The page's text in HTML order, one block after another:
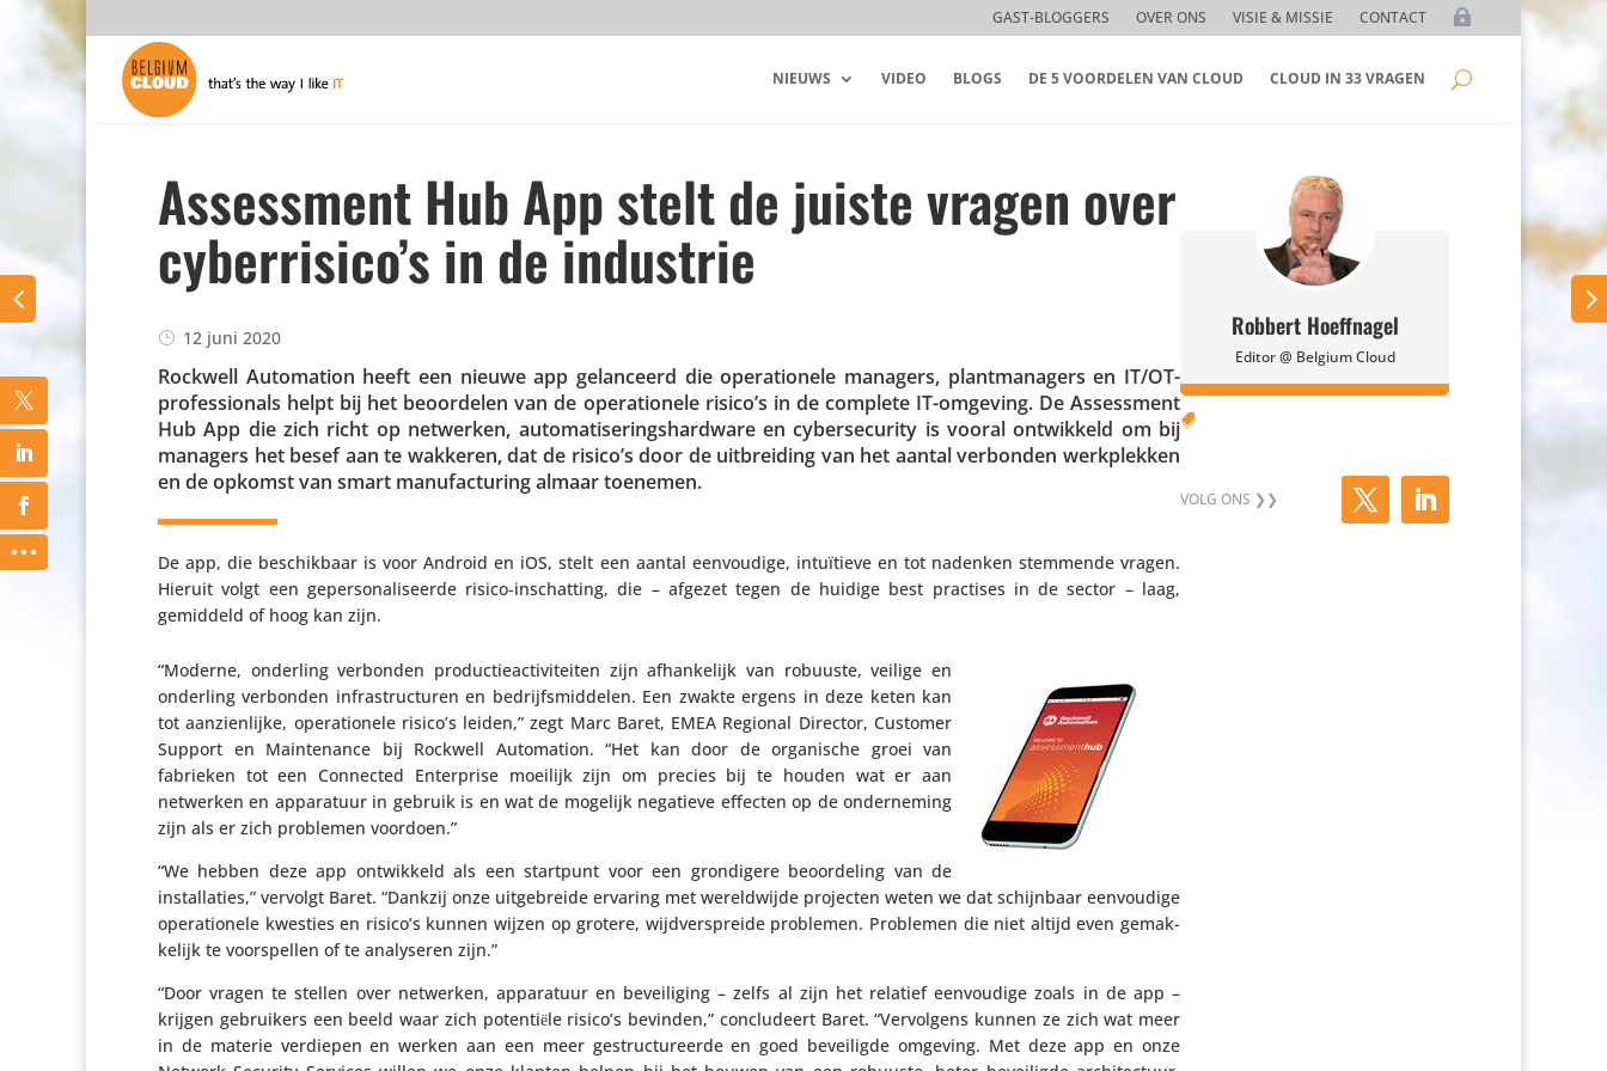
GAST-BLOGGERS OVER ONS VISIE & MISSIE CONTACT
NIEUWS VIDEO BLOGS DE 5 VOORDELEN VAN CLOUD CLOUD IN 33 VRAGEN
Assessment Hub App stelt de juiste vragen over
cyberrisico’s in de industrie
12 juni 2020
Rockwell Auto­ma­tion heeft een nieuwe app gelan­ceerd die opera­ti­o­nele managers, plant­ma­na­gers en IT/OT-
profes­si­o­nals helpt bij het beoor­delen van de opera­ti­o­nele risico’s in de complete IT-omgeving. De Assess­ment
Hub App die zich richt op netwerken, auto­ma­ti­se­rings­hard­ware en cyber­se­cu­rity is vooral ontwik­keld om bij
managers het besef aan te wakkeren, dat de risico’s door de uitbrei­ding van het aantal verbonden werk­plekken
en de opkomst van smart manu­fac­tu­ring almaar toenemen.
De app, die beschik­baar is voor Android en iOS, stelt een aantal eenvou­dige, intu­ï­tieve en tot nadenken stemmende vragen.
Hieruit volgt een geper­so­na­li­seerde risico-inschat­ting, die – afgezet tegen de huidige best practises in de sector – laag,
gemiddeld of hoog kan zijn.
“Moderne, onderling verbonden produc­tie­ac­ti­vi­teiten zijn afhan­ke­lijk van robuuste, veilige en
onderling verbonden infra­struc­turen en bedrijfs­mid­delen. Een zwakte ergens in deze keten kan
tot aanzien­lijke, opera­ti­o­nele risico’s leiden,” zegt Marc Baret, EMEA Regional Director, Customer
Support en Main­tenance bij Rockwell Auto­ma­tion. “Het kan door de orga­ni­sche groei van
fabrieken tot een Connected Enter­prise moeilijk zijn om precies bij te houden wat er aan
netwerken en appa­ra­tuur in gebruik is en wat de mogelijk negatieve effecten op de onder­ne­ming
zijn als er zich problemen voordoen.”
“We hebben deze app ontwik­keld als een startpunt voor een gron­di­gere beoor­de­ling van de
instal­la­ties,” vervolgt Baret. “Dankzij onze uitge­breide ervaring met wereld­wijde projecten weten we dat schijn­baar eenvou­dige
opera­ti­o­nele kwesties en risico’s kunnen wijzen op grotere, wijd­ver­spreide problemen. Problemen die niet altijd even gemak­
ke­lijk te voor­spellen of te analy­seren zijn.”
“Door vragen te stellen over netwerken, appa­ra­tuur en bevei­li­ging – zelfs al zijn het relatief eenvou­dige zoals in de app –
krijgen gebrui­kers een beeld waar zich poten­tiёle risico’s bevinden,” conclu­deert Baret. “Vervol­gens kunnen ze zich wat meer
in de materie verdiepen en werken aan een meer gestruc­tu­reerde en goed bevei­ligde omgeving. Met deze app en onze
Robbert Hoeffnagel
Editor @ Belgium Cloud
